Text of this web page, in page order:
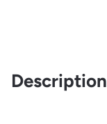
Description